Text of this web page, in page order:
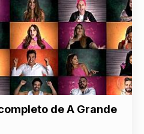
de A Grande